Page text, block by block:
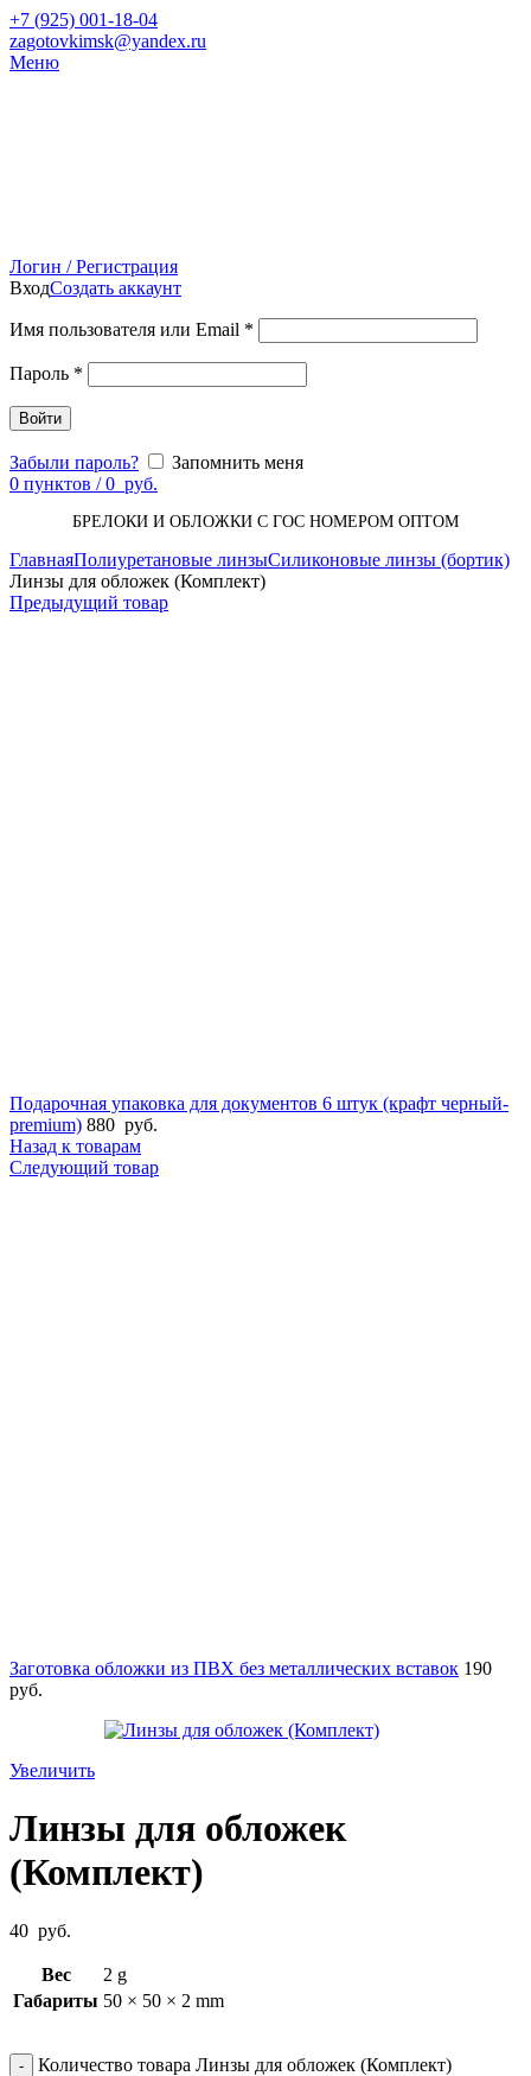
+7 (925) 001-18-04
zagotovkimsk@yandex.ru
Меню
Логин / Регистрация
ВходСоздать аккаунт
Имя пользователя или Email *
Пароль *
Войти
Забыли пароль?
Запомнить меня
0 пунктов / 0 руб.
БРЕЛОКИ И ОБЛОЖКИ С ГОС НОМЕРОМ ОПТОМ
ГлавнаяПолиуретановые линзыСиликоновые линзы (бортик)
Линзы для обложек (Комплект)
Предыдущий товар
Подарочная упаковка для документов 6 штук (крафт черный-
premium) 880 руб.
Назад к товарам
Следующий товар
Заготовка обложки из ПВХ без металлических вставок 190
руб.
Увеличить
Линзы для обложек
(Комплект)
40 руб.
Вес
2 g
Габариты 50 × 50 × 2 mm
Количество товара Линзы для обложек (Комплект)